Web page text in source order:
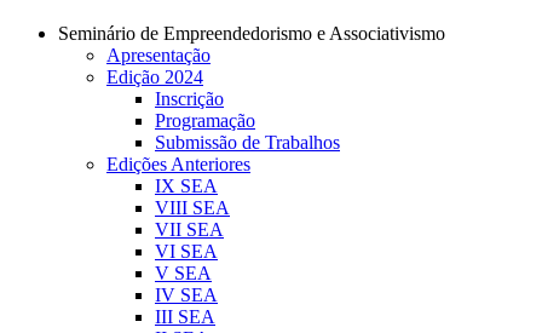
Seminário de Empreendedorismo e Associativismo
Apresentação
Edição 2024
Inscrição
Programação
Submissão de Trabalhos
Edições Anteriores
IX SEA
VIII SEA
VII SEA
VI SEA
V SEA
IV SEA
III SEA